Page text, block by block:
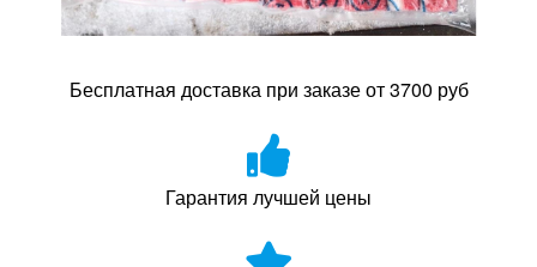
Бесплатная доставка при заказе от 3700 руб
Гарантия лучшей цены